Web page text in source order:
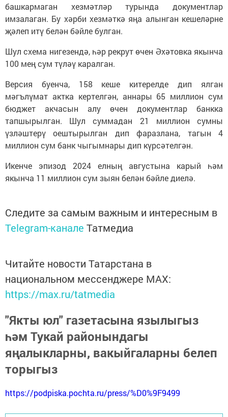
башкармаган хезмәтләр турында документлар
имзалаган. Бу хәрби хезмәткә яңа алынган кешеләрне
җәлеп итү белән бәйле булган.
Шул схема нигезендә, һәр рекрут өчен Әхәтовка якынча
100 мең сум түләү каралган.
Версия буенча, 158 кеше китерелде дип ялган
мәгълүмат актка кертелгән, аннары 65 миллион сум
бюджет акчасын алу өчен документлар банкка
тапшырылган. Шул суммадан 21 миллион сумны
үзләштерү оештырылган дип фаразлана, тагын 4
миллион сум банк чыгымнары дип күрсәтелгән.
Икенче эпизод 2024 елның августына карый һәм
якынча 11 миллион сум зыян белән бәйле диелә.
Следите за самым важным и интересным в
Telegram-канале Татмедиа
Читайте новости Татарстана в
национальном мессенджере MАХ:
https://max.ru/tatmedia
"Якты юл" газетасына язылыгыз
һәм Тукай районындагы
яңалыкларны, вакыйгаларны белеп
торыгыз
https://podpiska.pochta.ru/press/%D0%9F9499